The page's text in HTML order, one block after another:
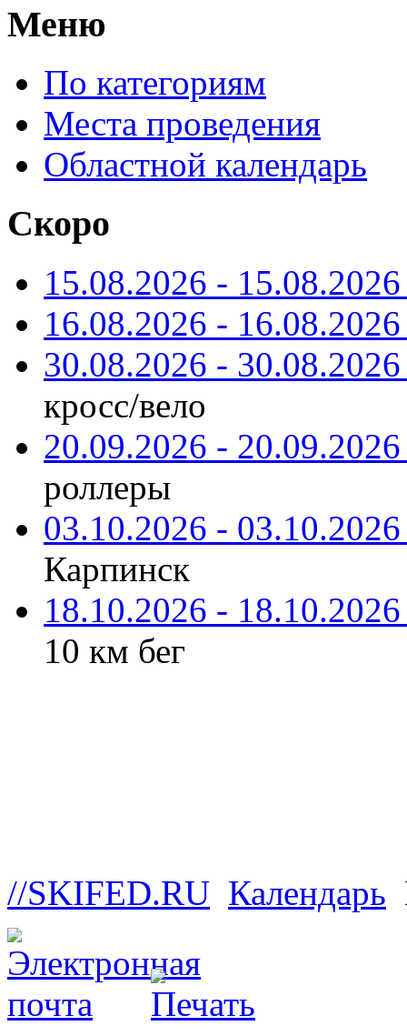
Меню
По категориям
Места проведения
Областной календарь
Скоро
15.08.2026 -
16.08.2026 -
30.08.2026 -
кросс/вело
20.09.2026 -
роллеры
03.10.2026 -
Карпинск
18.10.2026 -
10 км бег
//SKIFED.RU Календарь